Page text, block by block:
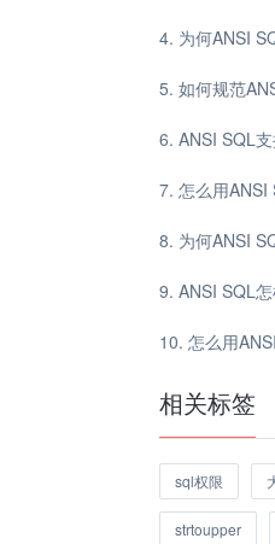
为何ANSI
如何规范
ANSI SQL
怎么用ANSI
为何ANSI
ANSI SQL
怎么用
相关标签
sql权限
strtoupper